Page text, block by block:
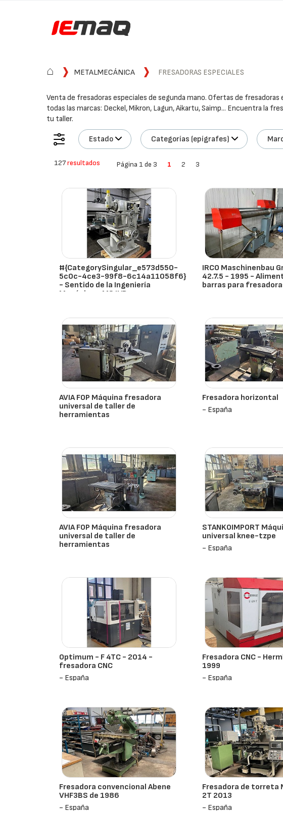
⌂ METALMECÁNICA FRESADORAS ESPECIALES
Venta de fresadoras especiales de segunda mano. Ofertas de fresadoras
todas las marcas: Deckel, Mikron, Lagun, Aikartu, Saimp... Encuentra la
tu taller.
Estado Categorías (epígrafes)
127resultados Página 1 de 3 1 2 3
#{CategorySingular_e573d550-
5c0c-4ce3-99f8-6c14a11058f6}
- Sentido de la Ingeniería
Mecánica - MS II/D
IRCO Maschinenbau
42.7.5 - 1995 -
barras para
AVIA FOP Máquina fresadora
universal de taller de
herramientas
Fresadora horizontal
- España
AVIA FOP Máquina fresadora
universal de taller de
herramientas
STANKOIMPORT
universal knee-tzpe
- España
Optimum - F 4TC - 2014 -
fresadora CNC
- España
Fresadora CNC -
1999
- España
Fresadora convencional Abene
VHF3BS de 1986
- España
Fresadora de torreta
2T 2013
- España